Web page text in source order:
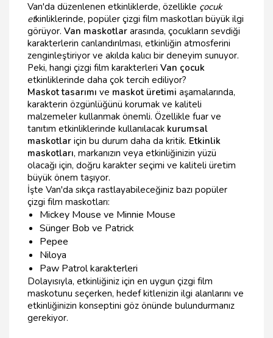
Van'da düzenlenen etkinliklerde, özellikle çocuk
etkinliklerinde, popüler çizgi film maskotları büyük ilgi
görüyor. Van maskotlar arasında, çocukların sevdiği
karakterlerin canlandırılması, etkinliğin atmosferini
zenginleştiriyor ve akılda kalıcı bir deneyim sunuyor.
Peki, hangi çizgi film karakterleri Van çocuk
etkinliklerinde daha çok tercih ediliyor?
Maskot tasarımı ve maskot üretimi aşamalarında,
karakterin özgünlüğünü korumak ve kaliteli
malzemeler kullanmak önemli. Özellikle fuar ve
tanıtım etkinliklerinde kullanılacak kurumsal
maskotlar için bu durum daha da kritik. Etkinlik
maskotları, markanızın veya etkinliğinizin yüzü
olacağı için, doğru karakter seçimi ve kaliteli üretim
büyük önem taşıyor.
İşte Van'da sıkça rastlayabileceğiniz bazı popüler
çizgi film maskotları:
Mickey Mouse ve Minnie Mouse
Sünger Bob ve Patrick
Pepee
Niloya
Paw Patrol karakterleri
Dolayısıyla, etkinliğiniz için en uygun çizgi film
maskotunu seçerken, hedef kitlenizin ilgi alanlarını ve
etkinliğinizin konseptini göz önünde bulundurmanız
gerekiyor.